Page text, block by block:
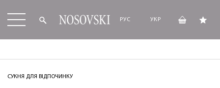
РУС УКР
СУКНЯ ДЛЯ ВІДПОЧИНКУ